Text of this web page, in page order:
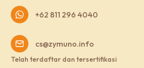
+62 811 296 4040
cs@zymuno.info
Telah terdaftar dan tersertifikasi